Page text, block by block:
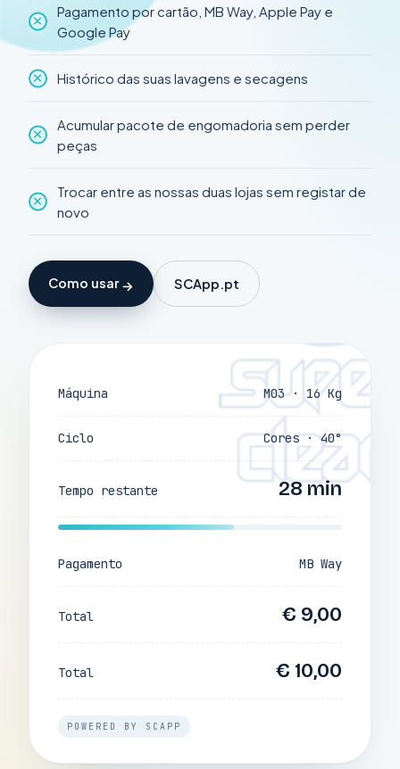
Pagamento por cartão, MB Way, Apple Pay e
Google Pay
Histórico das suas lavagens e secagens
Acumular pacote de engomadoria sem perder
peças
Trocar entre as nossas duas lojas sem registar de
novo
Como usar SCApp.pt
Máquina M03 · 16 Kg
Ciclo Cores · 40°
Tempo restante 28 min
Pagamento MB Way
Total € 9,00
Total € 10,00
POWERED BY SCAPP